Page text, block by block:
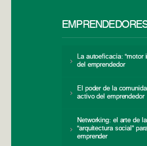
La autoeficacia: “motor
del emprendedor
El poder de la
activo del emprendedor
Networking: el arte de la
“arquitectura social”
emprender